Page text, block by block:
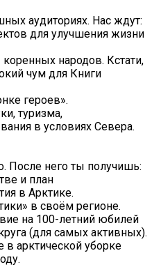
аудиториях. Нас ждут:
для улучшения жизни
народов. Кстати,
чум для Книги
героев».
туризма,
в условиях Севера.
После него ты получишь:
и план
в Арктике.
в своём регионе.
на 100-летний юбилей
(для самых активных).
в арктической уборке